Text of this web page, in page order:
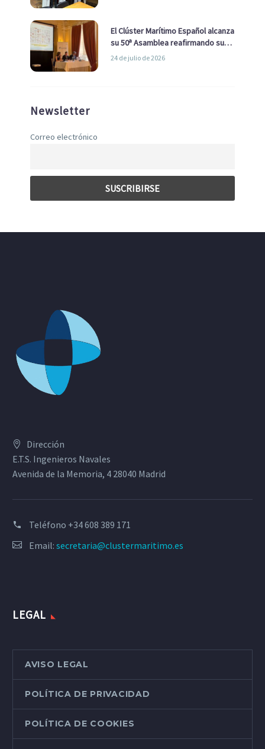
El Clúster Marítimo Español alcanza
su 50ª Asamblea reafirmando su
liderazgo en la Economía Azul
24 de julio de 2026
Newsletter
Correo electrónico
Dirección
E.T.S. Ingenieros Navales
Avenida de la Memoria, 4 28040 Madrid
Teléfono +34 608 389 171
Email: secretaria@clustermaritimo.es
LEGAL
AVISO LEGAL
POLÍTICA DE PRIVACIDAD
POLÍTICA DE COOKIES